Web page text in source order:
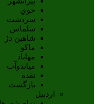
خوي
سردشت
سلماس
شاهين دژ
ماکو
مهاباد
مياندوآب
نقده
بازگشت
اردبیل